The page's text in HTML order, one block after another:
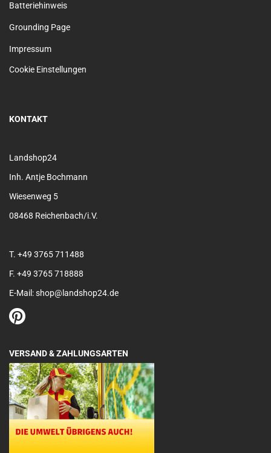
Batteriehinweis
Grounding Page
Impressum
Cookie Einstellungen
KONTAKT
Landshop24
Inh. Antje Bochmann
Wiesenweg 5
08468 Reichenbach/i.V.
T. +49 3765 711488
F. +49 3765 718888
E-Mail: shop@landshop24.de
VERSAND & ZAHLUNGSARTEN